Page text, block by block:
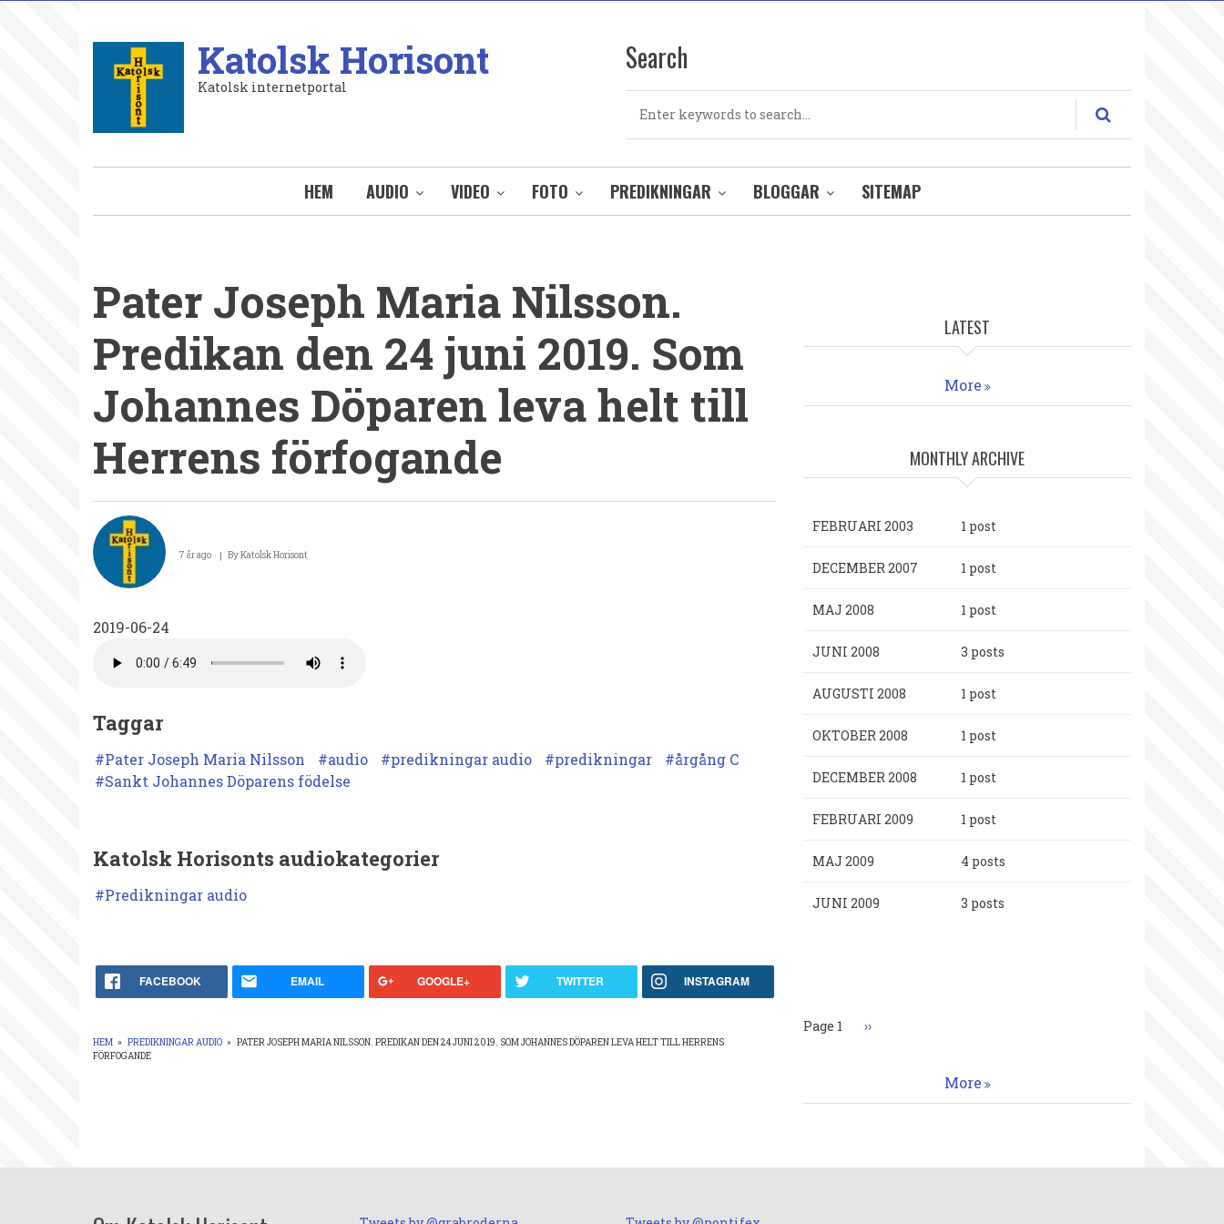
Katolsk Horisont
Katolsk internetportal
Search
HEM AUDIO VIDEO FOTO PREDIKNINGAR BLOGGAR SITEMAP
Pater Joseph Maria Nilsson.
Predikan den 24 juni 2019. Som
Johannes Döparen leva helt till
Herrens förfogande
Pater
Joseph
Maria
Predikan
den
juni
2019.
Som
Döparen
leva
helt
Herrens
förfogande
7 år ago ByKatolsk Horisont
2019-06-24
Taggar
Pater Joseph Maria Nilsson audio predikningar audio predikningar
årgång C
Sankt Johannes Döparens födelse
Katolsk Horisonts audiokategorier
Predikningar audio
FACEBOOK EMAIL GOOGLE+ TWITTER INSTAGRAM
LÄNKSTIG
HEM » PREDIKNINGAR AUDIO » PATER JOSEPH MARIA NILSSON. PREDIKAN DEN 24 JUNI 2019. SOM JOHANNES DÖPAREN LEVA HELT TILL HERRENS
FÖRFOGANDE
LATEST
More
MONTHLY ARCHIVE
FEBRUARI 2003 1 post
DECEMBER 2007 1 post
MAJ 2008 1 post
JUNI 2008 3 posts
AUGUSTI 2008 1 post
OKTOBER 2008 1 post
DECEMBER 2008 1 post
FEBRUARI 2009 1 post
MAJ 2009 4 posts
JUNI 2009 3 posts
Page 1 Nästa
››
More